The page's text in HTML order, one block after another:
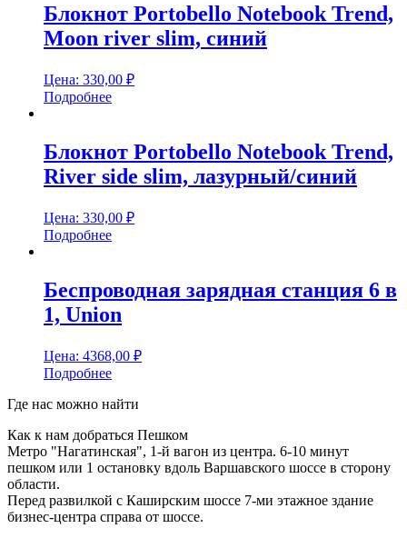
Блокнот Portobello Notebook Trend,
Moon river slim, синий
Цена: 330,00 ₽
Подробнее
Блокнот Portobello Notebook Trend,
River side slim, лазурный/синий
Цена: 330,00 ₽
Подробнее
Беспроводная зарядная станция 6 в
1, Union
Цена: 4368,00 ₽
Подробнее
Где нас можно найти
Как к нам добраться Пешком
Метро "Нагатинская", 1-й вагон из центра. 6-10 минут
пешком или 1 остановку вдоль Варшавского шоссе в сторону
области.
Перед развилкой с Каширским шоссе 7-ми этажное здание
бизнес-центра справа от шоссе.